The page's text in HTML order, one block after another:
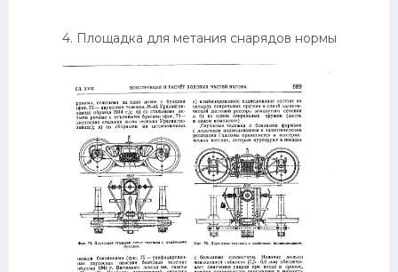
4. Площадка для метания снарядов нормы